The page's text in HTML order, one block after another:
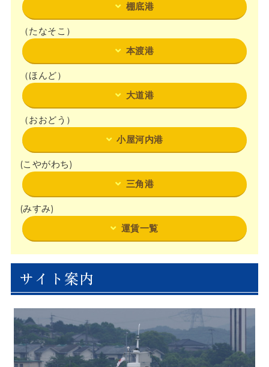
棚底港
（たなそこ）
本渡港
（ほんど）
大道港
（おおどう）
小屋河内港
(こやがわち)
三角港
(みすみ)
運賃一覧
サイト案内